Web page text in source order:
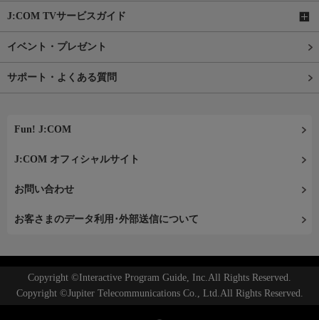
J:COM TVサービスガイド
イベント・プレゼント
サポート・よくある質問
Fun! J:COM
J:COM オフィシャルサイト
お問い合わせ
お客さまのデータ利用･外部送信について
Copyright ©Interactive Program Guide, Inc.All Rights Reserved.
Copyright ©Jupiter Telecommunications Co., Ltd.All Rights Reserved.